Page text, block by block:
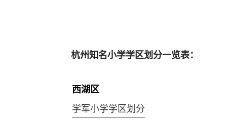
杭州知名小学学区划分一览表：
西湖区
学军小学学区划分